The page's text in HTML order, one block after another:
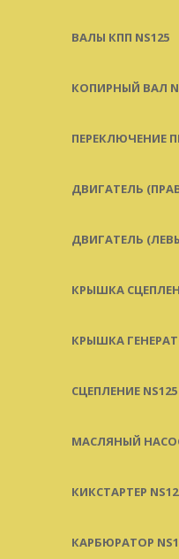
ВАЛЫ КПП NS125
КОПИРНЫЙ ВАЛ
ПЕРЕКЛЮЧЕНИЕ
ДВИГАТЕЛЬ
ДВИГАТЕЛЬ
КРЫШКА
КРЫШКА
СЦЕПЛЕНИЕ NS125
МАСЛЯНЫЙ НАСОС
КИКСТАРТЕР
КАРБЮРАТОР